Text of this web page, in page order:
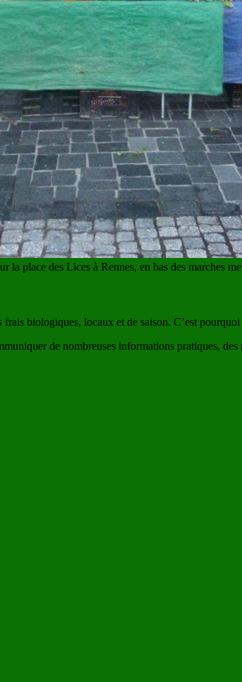
la place des Lices à Rennes, en bas des marches
biologiques, locaux et de saison. C’est
de nombreuses informations pratiques,